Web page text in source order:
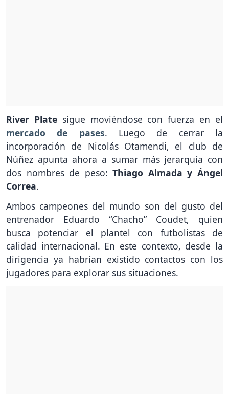
River Platesigue moviéndose con fuerza en el
mercado de pases. Luego de cerrar la
incorporación de Nicolás Otamendi, el club de
Núñez apunta ahora a sumar más jerarquía con
dos nombres de peso:Thiago Almada y Ángel
Correa.
Ambos campeones del mundo son del gusto del
entrenador Eduardo “Chacho” Coudet, quien
busca potenciar el plantel con futbolistas de
calidad internacional. En este contexto, desde la
dirigencia ya habrían existido contactos con los
jugadores para explorar sus situaciones.